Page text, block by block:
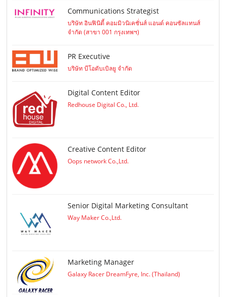
Communications Strategist
บริษัท อินฟินิตี้ คอมมิวนิเคชั่นส์ แอนด์ คอนซัลแทนส์
จำกัด (สาขา 001 กรุงเทพฯ)
PR Executive
บริษัท บีโอดับเบิลยู จำกัด
Digital Content Editor
Redhouse Digital Co., Ltd.
Creative Content Editor
Oops network Co.,Ltd.
Senior Digital Marketing Consultant
Way Maker Co.,Ltd.
Marketing Manager
Galaxy Racer DreamFyre, Inc. (Thailand)